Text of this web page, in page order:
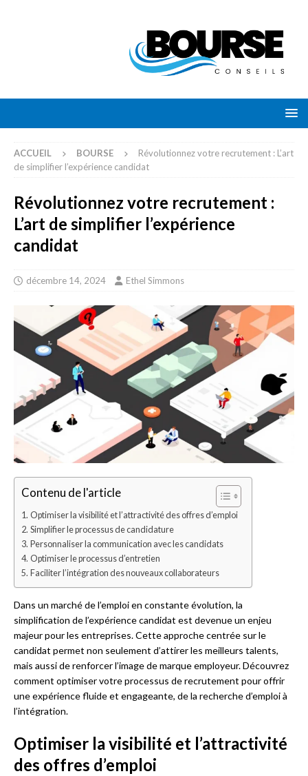
ACCUEIL BOURSE
Révolutionnez votre recrutement : L’art
de simplifier l’expérience candidat
Révolutionnez votre recrutement :
L’art de simplifier l’expérience
candidat
décembre 14, 2024 Ethel Simmons
Contenu de l'article
Optimiser la visibilité et l’attractivité des offres d’emploi
Simplifier le processus de candidature
Personnaliser la communication avec les candidats
Optimiser le processus d’entretien
Faciliter l’intégration des nouveaux collaborateurs
Dans un marché de l’emploi en constante évolution, la
simplification de l’expérience candidat est devenue un enjeu
majeur pour les entreprises. Cette approche centrée sur le
candidat permet non seulement d’attirer les meilleurs talents,
mais aussi de renforcer l’image de marque employeur. Découvrez
comment optimiser votre processus de recrutement pour offrir
une expérience fluide et engageante, de la recherche d’emploi à
l’intégration.
Optimiser la visibilité et l’attractivité
des offres d’emploi